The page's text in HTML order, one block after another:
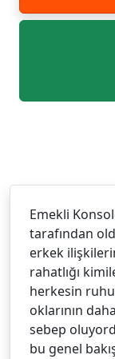
Emekli
tarafından
erkek
rahatlığı
herkesin
oklarının
sebep
bu genel